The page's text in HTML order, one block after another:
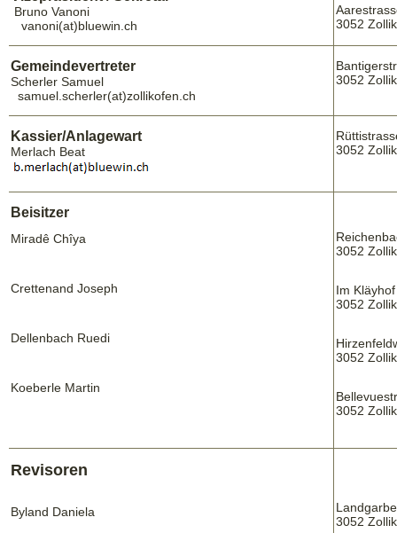
Bruno Vanoni
vanoni(at)bluewin.ch
3052
Gemeindevertreter
Scherler Samuel
samuel.scherler(at)zollikofen.ch
3052
Kassier/Anlagewart
Merlach Beat
3052
Beisitzer
Miradê Chîya
Crettenand Joseph
Dellenbach Ruedi
Koeberle Martin
3052
Im
3052
3052
3052
Revisoren
Byland Daniela
3052